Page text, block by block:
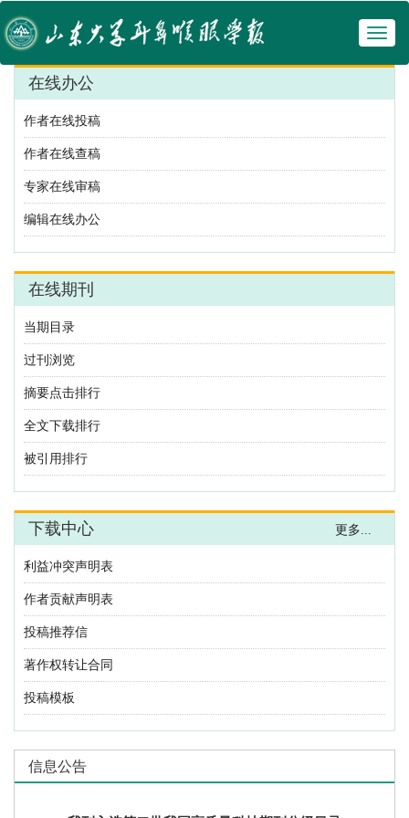
在线办公
作者在线投稿
作者在线查稿
专家在线审稿
编辑在线办公
在线期刊
当期目录
过刊浏览
摘要点击排行
全文下载排行
被引用排行
下载中心 更多...
利益冲突声明表
作者贡献声明表
投稿推荐信
著作权转让合同
投稿模板
信息公告